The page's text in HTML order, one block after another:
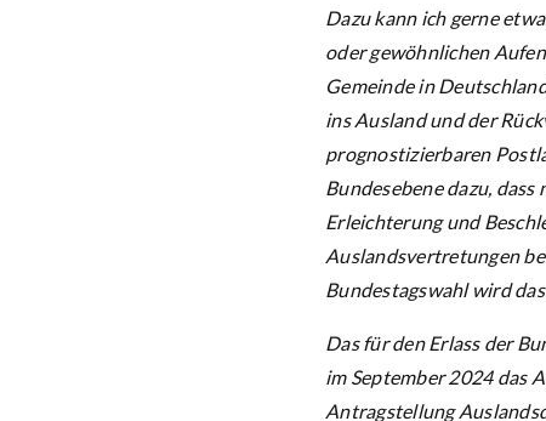
Dazu kann ich gerne
oder gewöhnlichen
Gemeinde in
ins Ausland und der
prognostizierbaren
Bundesebene dazu,
Erleichterung und
Auslandsvertretungen
Bundestagswahl wird
Das für den Erlass der
im September 2024 das
Antragstellung